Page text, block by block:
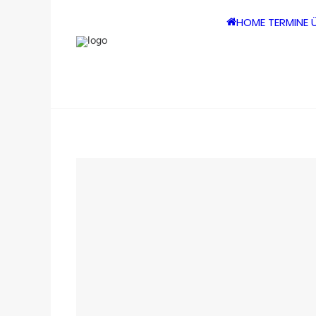
HOME TERMINE